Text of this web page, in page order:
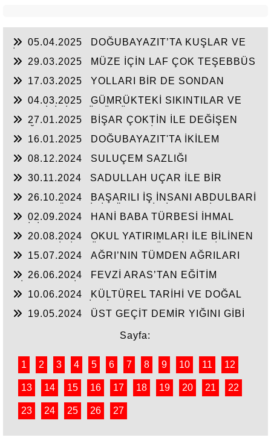
05.04.2025
DOĞUBAYAZIT’TA KUŞLAR VE
29.03.2025
MÜZE İÇİN LAF ÇOK TEŞEBBÜS
17.03.2025
YOLLARI BİR DE SONDAN
04.03.2025
GÜMRÜKTEKİ SIKINTILAR VE
27.01.2025
BİŞAR ÇOKTİN İLE DEĞİŞEN
16.01.2025
DOĞUBAYAZIT'TA İKİLEM
08.12.2024
SULUÇEM SAZLIĞI
30.11.2024
SADULLAH UÇAR İLE BİR
26.10.2024
BAŞARILI İŞ İNSANI ABDULBARİ
02.09.2024
HANİ BABA TÜRBESİ İHMAL
20.08.2024
OKUL YATIRIMLARI İLE BİLİNEN
YASUBUĞA İLE PORTRE…
15.07.2024
AĞRI’NIN TÜMDEN AĞRILARI
26.06.2024
FEVZİ ARAS’TAN EĞİTİM
10.06.2024
KÜLTÜREL TARİHİ VE DOĞAL
19.05.2024
ÜST GEÇİT DEMİR YIĞINI GİBİ
Sayfa:
1 2 3 4 5 6 7 8 9 10 11 12
13 14 15 16 17 18 19 20 21 22
23 24 25 26 27